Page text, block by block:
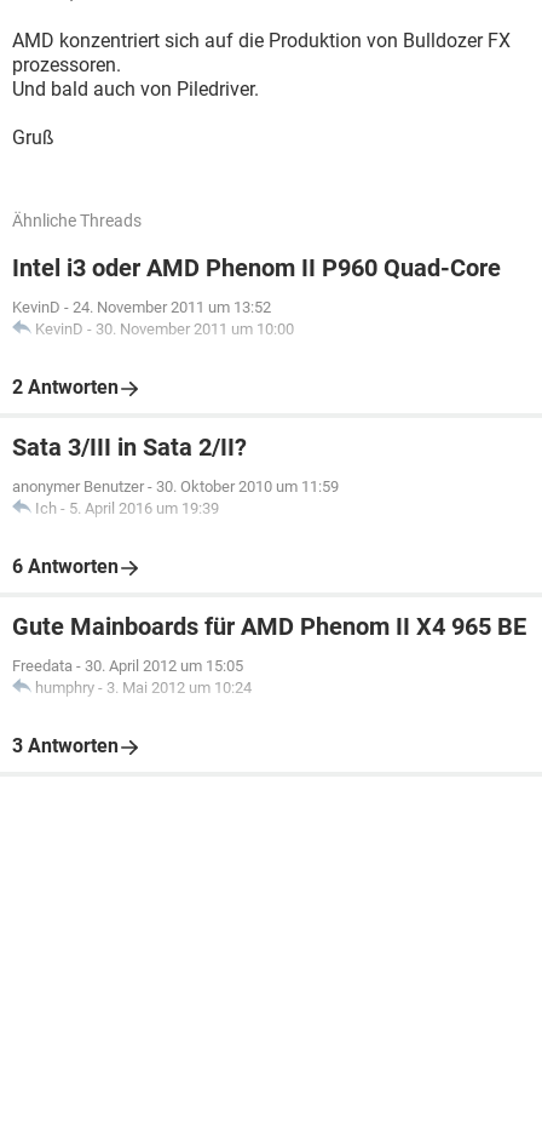
AMD konzentriert sich auf die Produktion von Bulldozer FX
prozessoren.
Und bald auch von Piledriver.
Gruß
Ähnliche Threads
Intel i3 oder AMD Phenom II P960 Quad-Core
KevinD - 24. November 2011 um 13:52
KevinD - 30. November 2011 um 10:00
2 Antworten
Sata 3/III in Sata 2/II?
anonymer Benutzer - 30. Oktober 2010 um 11:59
Ich - 5. April 2016 um 19:39
6 Antworten
Gute Mainboards für AMD Phenom II X4 965 BE
Freedata - 30. April 2012 um 15:05
humphry - 3. Mai 2012 um 10:24
3 Antworten